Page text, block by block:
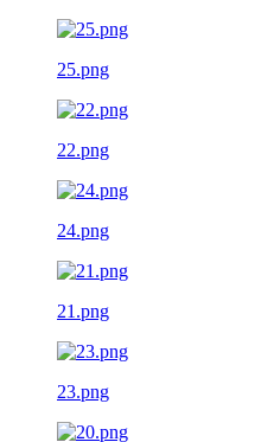
25.png
22.png
24.png
21.png
23.png